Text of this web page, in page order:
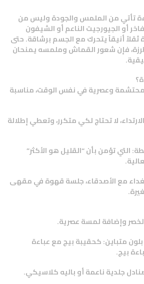
تأتي من الملمس والجودة وليس من
أو الجيورجيت الناعم أو الشيفون
أنيقاً يتحرك مع الجسم برشاقة. حتى
فإن شعور القماش وملمسه يمنحان
محتشمة وعصرية في نفس الوقت، مناسبة
لا تحتاج لكي متكرر، وتعطي إطلالة
التي تؤمن بأن “القليل هو الأكثر”
مع الأصدقاء، جلسة قهوة في مقهى
وإضافة لمسة عصرية.
متباين: كحقيبة بيج مع عباءة
بيج.
جلدية ناعمة أو باليه كلاسيكي.